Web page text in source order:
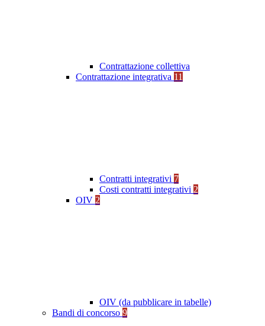
Contrattazione collettiva
Contrattazione integrativa 11
Contratti integrativi 7
Costi contratti integrativi 2
OIV 2
OIV (da pubblicare in tabelle)
Bandi di concorso 9